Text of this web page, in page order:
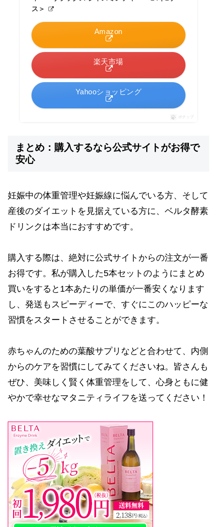
ス＞
Amazon
楽天市場
Yahooショッピング
ポチップ
まとめ：購入するなら公式サイトがお得で
安心
妊娠中の体重管理や妊娠線に悩んでいる方、そして
産後のダイエットを見据えている方に、ベルタ酵素
ドリンクは本当におすすめです。
購入する際は、絶対に公式サイトからの注文が一番
お得です。私が購入した5本セットのようにまとめ
買いをすると1本あたりの単価が一番安くなります
し、発送もスピーディーで、すぐにこのハッピーな
習慣をスタートさせることができます。
赤ちゃんのための葉酸サプリなどと合わせて、内側
からのケアを習慣にしてみてくださいね。皆さんも
ぜひ、美味しく賢く体重管理をして、心身ともに健
やかで幸せなマタニティライフを送ってください！